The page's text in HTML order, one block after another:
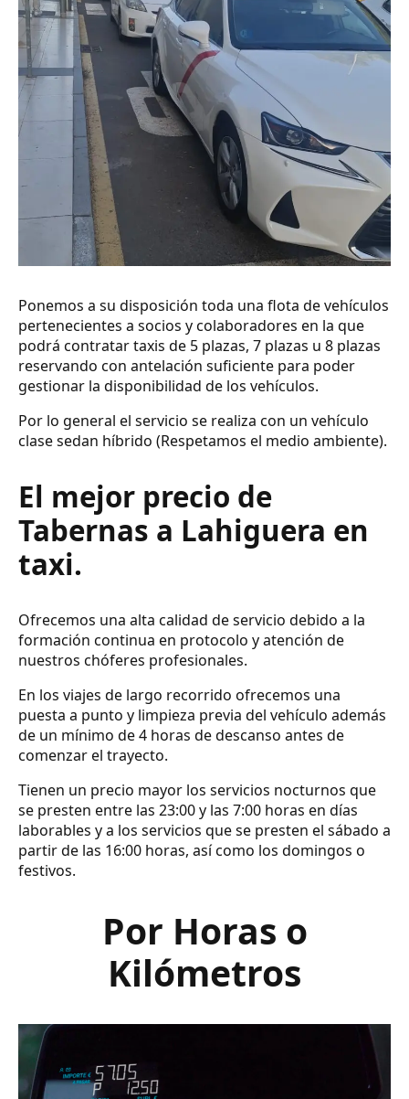
Ponemos a su disposición toda una flota de vehículos
pertenecientes a socios y colaboradores en la que
podrá contratar taxis de 5 plazas, 7 plazas u 8 plazas
reservando con antelación suficiente para poder
gestionar la disponibilidad de los vehículos.
Por lo general el servicio se realiza con un vehículo
clase sedan híbrido (Respetamos el medio ambiente).
El mejor precio de
Tabernas a Lahiguera en
taxi.
Ofrecemos una alta calidad de servicio debido a la
formación continua en protocolo y atención de
nuestros chóferes profesionales.
En los viajes de largo recorrido ofrecemos una
puesta a punto y limpieza previa del vehículo además
de un mínimo de 4 horas de descanso antes de
comenzar el trayecto.
Tienen un precio mayor los servicios nocturnos que
se presten entre las 23:00 y las 7:00 horas en días
laborables y a los servicios que se presten el sábado a
partir de las 16:00 horas, así como los domingos o
festivos.
Por Horas o
Kilómetros